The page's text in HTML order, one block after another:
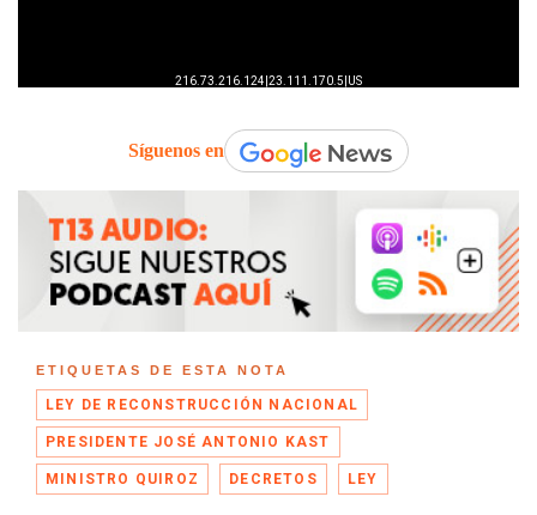
Síguenos en
ETIQUETAS DE ESTA NOTA
LEY DE RECONSTRUCCIÓN NACIONAL
PRESIDENTE JOSÉ ANTONIO KAST
MINISTRO QUIROZ DECRETOS LEY